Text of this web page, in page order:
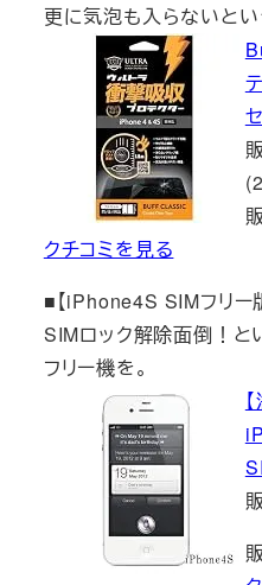
更に気泡も入らないとい
クチコミを見る
■【iPhone4S SIMフリー
SIMロック解除面倒！と
フリー機を。